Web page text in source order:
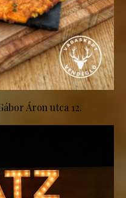
Áron utca 12.